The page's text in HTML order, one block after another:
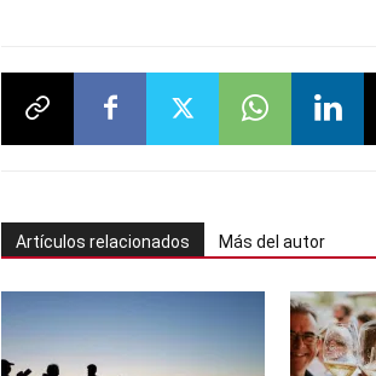
Artículos relacionados Más del autor